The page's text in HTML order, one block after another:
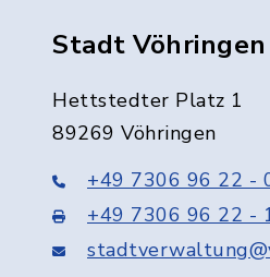
Stadt Vöhringen
Hettstedter Platz 1
89269 Vöhringen
+49 7306 96 22 -
+49 7306 96 22 -